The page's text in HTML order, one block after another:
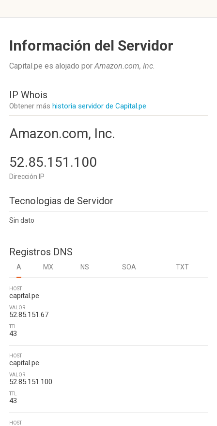
Información del Servidor
Capital.pe es alojado porAmazon.com, Inc.
IP Whois
Obtener más historia servidor de Capital.pe
Amazon.com, Inc.
52.85.151.100
Dirección IP
Tecnologias de Servidor
Sin dato
Registros DNS
A MX NS SOA TXT
HOST
capital.pe
VALOR
52.85.151.67
TTL
43
HOST
capital.pe
VALOR
52.85.151.100
TTL
43
HOST